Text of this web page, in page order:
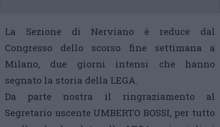
La Sezione di Nerviano è reduce dal
Congresso dello scorso fine settimana a
Milano, due giorni intensi che hanno
segnato la storia della LEGA.
Da parte nostra il ringraziamento al
Segretario uscente UMBERTO BOSSI, per tutto